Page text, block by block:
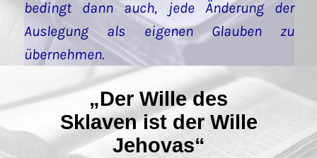
bedingt dann auch, jede Änderung der
Auslegung als eigenen Glauben zu
übernehmen.
„Der Wille des
Sklaven ist der Wille
Jehovas“